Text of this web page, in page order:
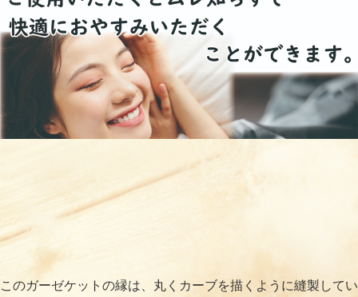
このガーゼケットの縁は、丸くカーブを描くように縫製してい